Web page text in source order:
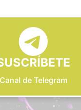
Canal de Telegram